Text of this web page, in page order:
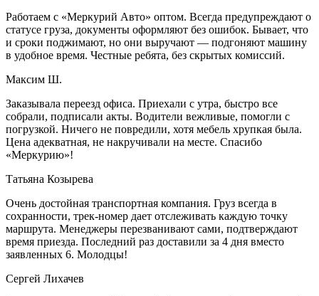
Работаем с «Меркурий Авто» оптом. Всегда предупреждают о
статусе груза, документы оформляют без ошибок. Бывает, что
и сроки поджимают, но они выручают — подгоняют машину
в удобное время. Честные ребята, без скрытых комиссий.
Максим Ш.
Заказывала переезд офиса. Приехали с утра, быстро все
собрали, подписали акты. Водители вежливые, помогли с
погрузкой. Ничего не повредили, хотя мебель хрупкая была.
Цена адекватная, не накручивали на месте. Спасибо
«Меркурию»!
Татьяна Козырева
Очень достойная транспортная компания. Груз всегда в
сохранности, трек-номер дает отслеживать каждую точку
маршрута. Менеджеры перезванивают сами, подтверждают
время приезда. Последний раз доставили за 4 дня вместо
заявленных 6. Молодцы!
Сергей Лихачев